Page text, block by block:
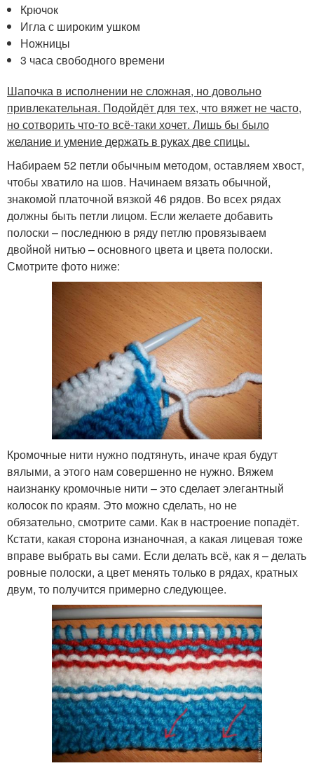
Крючок
Игла с широким ушком
Ножницы
3 часа свободного времени
Шапочка в исполнении не сложная, но довольно
привлекательная. Подойдёт для тех, что вяжет не часто,
но сотворить что-то всё-таки хочет. Лишь бы было
желание и умение держать в руках две спицы.
Набираем 52 петли обычным методом, оставляем хвост,
чтобы хватило на шов. Начинаем вязать обычной,
знакомой платочной вязкой 46 рядов. Во всех рядах
должны быть петли лицом. Если желаете добавить
полоски – последнюю в ряду петлю провязываем
двойной нитью – основного цвета и цвета полоски.
Смотрите фото ниже:
Кромочные нити нужно подтянуть, иначе края будут
вялыми, а этого нам совершенно не нужно. Вяжем
наизнанку кромочные нити – это сделает элегантный
колосок по краям. Это можно сделать, но не
обязательно, смотрите сами. Как в настроение попадёт.
Кстати, какая сторона изнаночная, а какая лицевая тоже
вправе выбрать вы сами. Если делать всё, как я – делать
ровные полоски, а цвет менять только в рядах, кратных
двум, то получится примерно следующее.